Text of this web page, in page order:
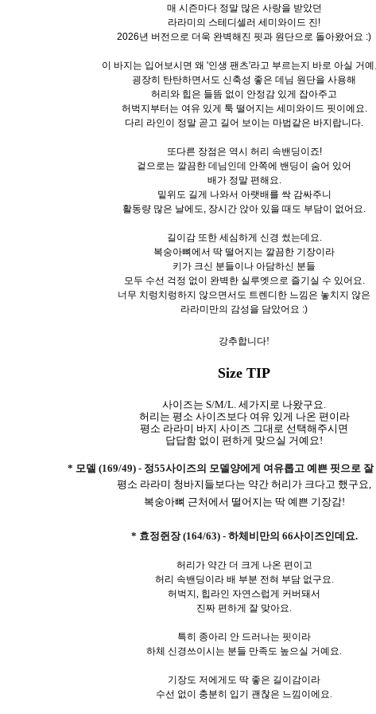
매 시즌마다 정말 많은 사랑을 받았던
라라미의 스테디셀러 세미와이드 진!
2026년 버전으로 더욱 완벽해진 핏과 원단으로 돌아왔어요 :)
이 바지는 입어보시면 왜 '인생 팬츠'라고 부르는지 바로 아실 거
굉장히 탄탄하면서도 신축성 좋은 데님 원단을 사용해
허리와 힙은 들뜸 없이 안정감 있게 잡아주고
허벅지부터는 여유 있게 툭 떨어지는 세미와이드 핏이에요.
다리 라인이 정말 곧고 길어 보이는 마법같은 바지랍니다.
또다른 장점은 역시 허리 속밴딩이죠!
겉으로는 깔끔한 데님인데 안쪽에 밴딩이 숨어 있어
배가 정말 편해요.
밑위도 길게 나와서 아랫배를 싹 감싸주니
활동량 많은 날에도, 장시간 앉아 있을 때도 부담이 없어요.
길이감 또한 세심하게 신경 썼는데요.
복숭아뼈에서 딱 떨어지는 깔끔한 기장이라
키가 크신 분들이나 아담하신 분들
모두 수선 걱정 없이 완벽한 실루엣으로 즐기실 수 있어요.
너무 치렁치렁하지 않으면서도 트렌디한 느낌은 놓치지 않은
라라미만의 감성을 담았어요 :)
강추합니다!
Size TIP
사이즈는 S/M/L. 세가지로 나왔구요.
허리는 평소 사이즈보다 여유 있게 나온 편이라
평소 라라미 바지 사이즈 그대로 선택해주시면
답답함 없이 편하게 맞으실 거예요!
* 모델 (169/49) - 정55사이즈의 모델양에게 여유롭고 예쁜 핏으로
평소 라라미 청바지들보다는 약간 허리가 크다고 했구요,
복숭아뼈 근처에서 떨어지는 딱 예쁜 기장감!
* 효정쥔장 (164/63) - 하체비만의 66사이즈인데요.
허리가 약간 더 크게 나온 편이고
허리 속밴딩이라 배 부분 전혀 부담 없구요.
허벅지, 힙라인 자연스럽게 커버돼서
진짜 편하게 잘 맞아요.
특히 종아리 안 드러나는 핏이라
하체 신경쓰이시는 분들 만족도 높으실 거예요.
기장도 저에게도 딱 좋은 길이감이라
수선 없이 충분히 입기 괜찮은 느낌이에요.